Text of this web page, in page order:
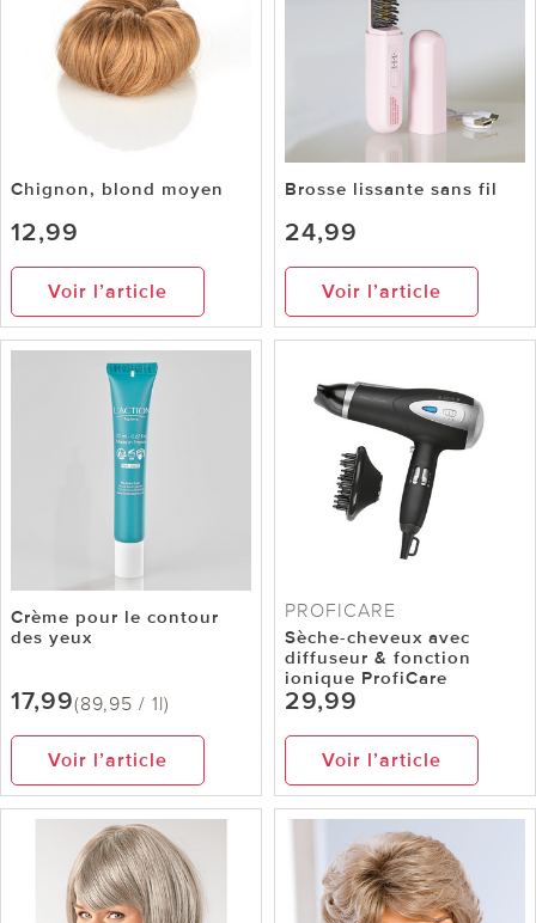
Chignon, blond moyen
12,99
Voir l’article
Brosse lissante sans fil
24,99
Voir l’article
Crème pour le contour
des yeux
17,99(89,95 / 1l)
Voir l’article
PROFICARE
Sèche-cheveux avec
diffuseur & fonction
ionique ProfiCare
29,99
Voir l’article